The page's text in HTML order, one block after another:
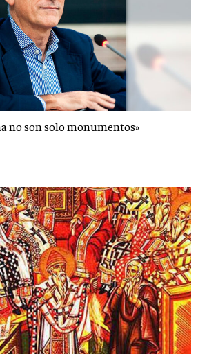
no son solo monumentos»